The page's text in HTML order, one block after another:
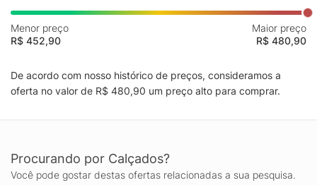
Menor preço
R$ 452,90
Maior preço
R$ 480,90
De acordo com nosso histórico de preços, consideramos a
oferta no valor de R$ 480,90 um preço alto para comprar.
Procurando por Calçados?
Você pode gostar destas ofertas relacionadas a sua pesquisa.